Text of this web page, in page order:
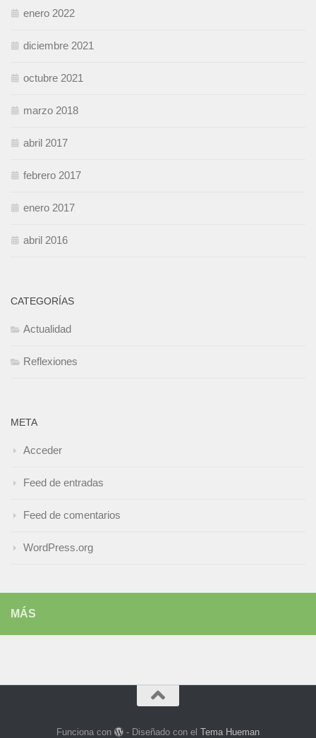
enero 2022
diciembre 2021
octubre 2021
marzo 2018
abril 2017
febrero 2017
enero 2017
abril 2016
CATEGORÍAS
Actualidad
Reflexiones
META
Acceder
Feed de entradas
Feed de comentarios
WordPress.org
MÁS
Funciona con - Diseñado con elTema Hueman